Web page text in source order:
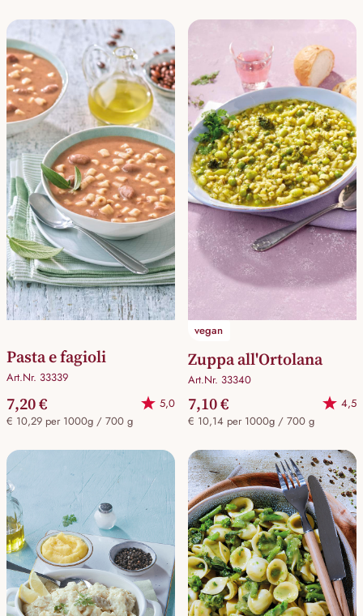
Pasta e fagioli
Art.Nr. 33339
7,20 €
5,0
€ 10,29 per 1000g / 700 g
vegan
Zuppa all'Ortolana
Art.Nr. 33340
7,10 €
4,5
€ 10,14 per 1000g / 700 g